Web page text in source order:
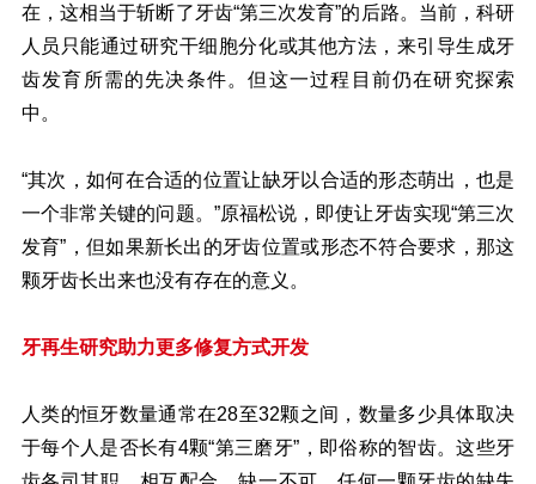
在，这相当于斩断了牙齿“第三次发育”的后路。当前，科研
人员只能通过研究干细胞分化或其他方法，来引导生成牙
齿发育所需的先决条件。但这一过程目前仍在研究探索
中。
“其次，如何在合适的位置让缺牙以合适的形态萌出，也是
一个非常关键的问题。”原福松说，即使让牙齿实现“第三次
发育”，但如果新长出的牙齿位置或形态不符合要求，那这
颗牙齿长出来也没有存在的意义。
牙再生研究助力更多修复方式开发
人类的恒牙数量通常在28至32颗之间，数量多少具体取决
于每个人是否长有4颗“第三磨牙”，即俗称的智齿。这些牙